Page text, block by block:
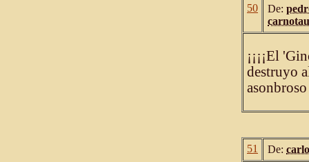
50 De:
¡¡¡¡El
destruyo
51 De: